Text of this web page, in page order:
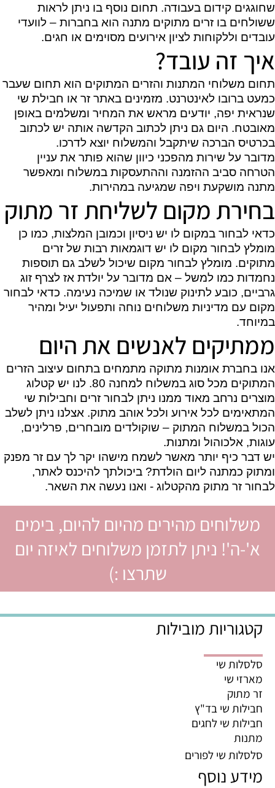
שחוגגים קידום בעבודה. תחום נוסף בו ניתן לראות
ששולחים בו זרים מתוקים מתנה הוא בחברות – לוועדי
עובדים וללקוחות לציון אירועים מסוימים או חגים.
איך זה עובד?
תחום משלוחי המתנות והזרים המתוקים הוא תחום שעבר
כמעט ברובו לאינטרנט. מזמינים באתר זר או חבילת שי
שנראית יפה, יודעים מראש את המחיר ומשלמים באופן
מאובטח. היום גם ניתן לכתוב הקדשה אותה יש לכתוב
בכרטיס הברכה שיתקבל והמשלוח יוצא לדרכו.
מדובר על שירות מהפכני כיוון שהוא פותר את עניין
הטרחה סביב ההזמנה וההתעסקות במשלוח ומאפשר
מתנה מושקעת ויפה שמגיעה במהירות.
בחירת מקום לשליחת זר מתוק
כדאי לבחור במקום לו יש ניסיון וכמובן המלצות, כמו כן
מומלץ לבחור מקום לו יש דוגמאות רבות של זרים
מתוקים. מומלץ לבחור מקום שיכול לשלב גם תוספות
נחמדות כמו למשל – אם מדובר על יולדת אז לצרף זוג
גרביים, כובע לתינוק שנולד או שמיכה נעימה. כדאי לבחור
מקום עם מדיניות משלוחים נוחה ותפעול יעיל ומהיר
במיוחד.
ממתיקים לאנשים את היום
אנו בחברת אומנות מתוקה מתמחים בתחום עיצוב הזרים
המתוקים מכל סוג במשלוח למחנה 80. לנו יש קטלוג
מוצרים נרחב מאוד ממנו ניתן לבחור זרים וחבילות שי
המתאימים לכל אירוע ולכל אוהב מתוק. אצלנו ניתן לשלב
הכול במשלוח המתוק – שוקולדים מובחרים, פרלינים,
עוגות, אלכוהול ומתנות.
יש דבר כיף יותר מאשר לשמח מישהו יקר לך עם זר מפנק
ומתוק כמתנה ליום הולדת? ביכולתך להיכנס לאתר,
לבחור זר מתוק מהקטלוג - ואנו נעשה את השאר.
משלוחים מהירים מהיום להיום, בימים
א'-ה'! ניתן לתזמן משלוחים לאיזה יום
שתרצו :)
קטגוריות מובילות
סלסלות שי
מארזי שי
זר מתוק
חבילות שי בד"ץ
חבילות שי לחגים
מתנות
סלסלות שי לפורים
מידע נוסף